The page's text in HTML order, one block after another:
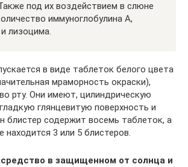
под их воздействием в слюне
иммуноглобулина А,
лизоцима.
в виде таблеток белого цвета
мраморность окраски),
рту. Они имеют, цилиндрическую
глянцевитую поверхность и
блистер содержит восемь таблеток, а
находится 3 или 5 блистеров.
в защищенном от солнца и